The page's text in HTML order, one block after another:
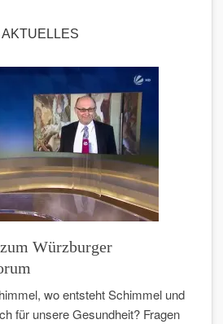
AKTUELLES
Würzburger
wo entsteht Schimmel und
für unsere Gesundheit? Fragen